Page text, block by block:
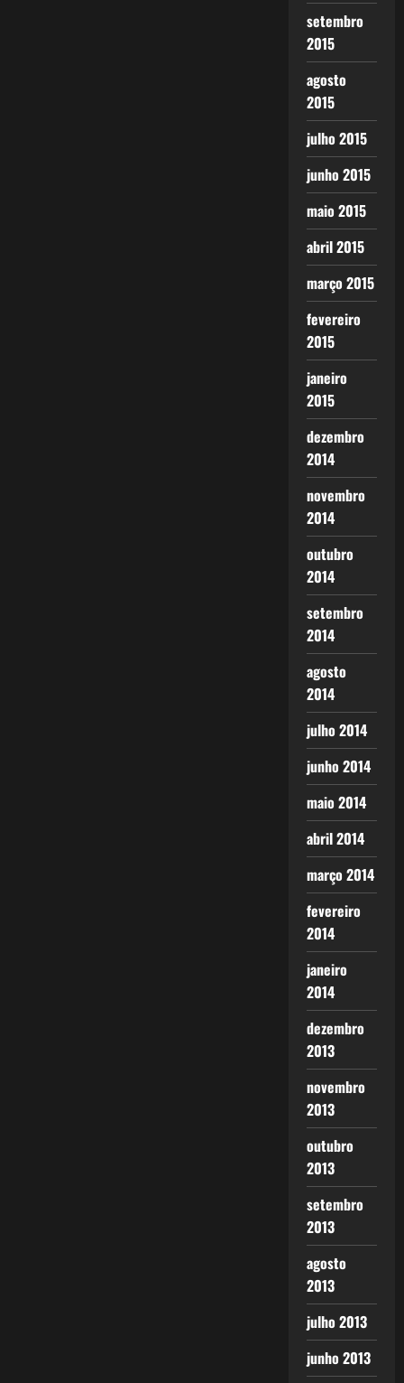
setembro
2015
agosto
2015
julho 2015
junho 2015
maio 2015
abril 2015
março 2015
fevereiro
2015
janeiro
2015
dezembro
2014
novembro
2014
outubro
2014
setembro
2014
agosto
2014
julho 2014
junho 2014
maio 2014
abril 2014
março 2014
fevereiro
2014
janeiro
2014
dezembro
2013
novembro
2013
outubro
2013
setembro
2013
agosto
2013
julho 2013
junho 2013